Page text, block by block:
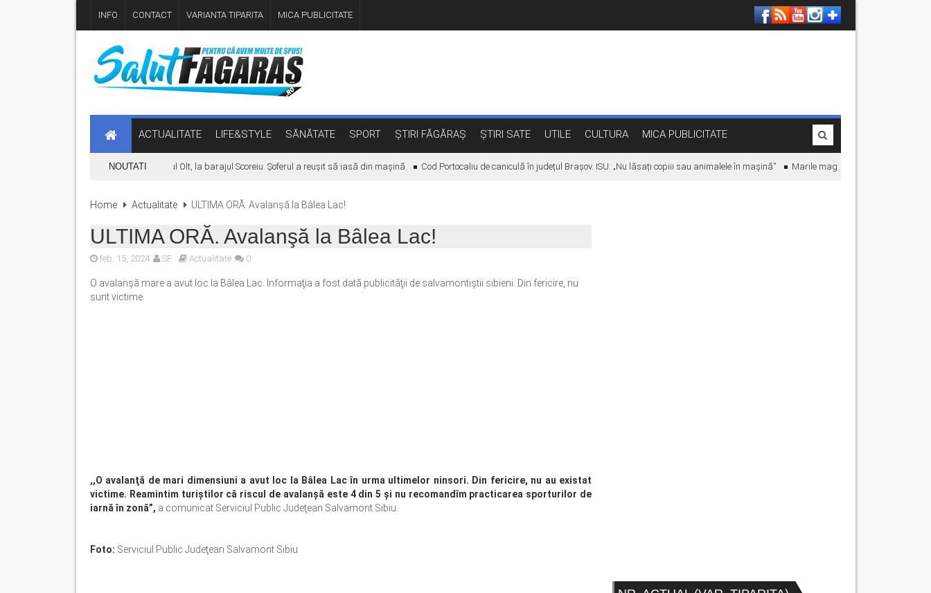
INFO CONTACT VARIANTA TIPARITA MICA PUBLICITATE
ACTUALITATE LIFE&STYLE SĂNĂTATE SPORT ȘTIRI FĂGĂRAȘ ȘTIRI SATE UTILE CULTURA MICA PUBLICITATE
NOUTATI
Autoturism căzut în râul Olt, la barajul Scoreiu. Șoferul a reușit să iasă din mașină Cod Portocaliu de caniculă în județul Brașov. ISU: „Nu lăsați copiii sau animalele în mașină” Marile magazine din România reduc
Home Actualitate ULTIMA ORĂ. Avalanşă la Bâlea Lac!
ULTIMA ORĂ. Avalanşă la Bâlea Lac!
feb. 15, 2024 SF Actualitate 0
O avalanşă mare a avut loc la Bâlea Lac. Informaţia a fost dată publicităţii de salvamontiştii sibieni. Din fericire, nu
sunt victime.
,,O avalanţă de mari dimensiuni a avut loc la Bâlea Lac în urma ultimelor ninsori. Din fericire, nu au existat
victime. Reamintim turiştilor că riscul de avalanşă este 4 din 5 şi nu recomandîm practicarea sporturilor de
iarnă în zonă”, a comunicat Serviciul Public Judeţean Salvamont Sibiu.
Foto: Serviciul Public Judeţean Salvamont Sibiu